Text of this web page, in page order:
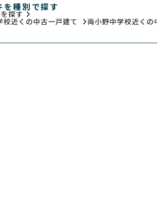
種別で探す
探す
校近くの中古一戸建て 両小野中学校近くの